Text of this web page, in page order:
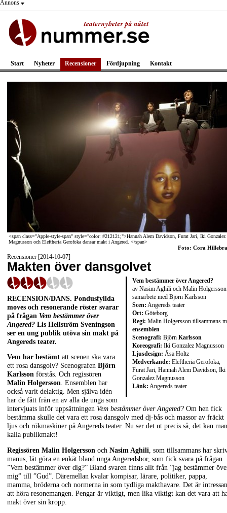
Annons
Start Nyheter Recensioner Fördjupning Kontakt
<span class="Apple-style-span" style="color: #212121;">Hannah Alem Davidson, Furat Jari, Iki Gonzalez
Magnusson och Eleftheria Gerofoka dansar makt i Angered. </span>
Foto: Cora
Recensioner [2014-10-07]
Makten över dansgolvet
Vem bestämmer över Angered?
av Nasim Aghili och Malin
samarbete med Björn Karlsson
Scen: Angereds teater
Ort: Göteborg
Regi: Malin Holgersson tillsammans
ensemblen
Scenografi: Björn Karlsson
Koreografi: Iki Gonzalez Magnusson
Ljusdesign: Åsa Holtz
Medverkande: Eleftheria Gerofoka,
Furat Jari, Hannah Alem Davidson, Iki
Gonzalez Magnusson
Länk: Angereds teater
RECENSION/DANS. Pondusfyllda
moves och resonerande röster svarar
på frågan Vem bestämmer över
Angered? Lis Hellström Sveningson
ser en ung publik utöva sin makt på
Angereds teater.
Vem har bestämt att scenen ska vara
ett rosa dansgolv? Scenografen Björn
Karlsson förstås. Och regissören
Malin Holgersson. Ensemblen har
också varit delaktig. Men själva idén
har de fått från en av alla de unga som
intervjuats inför uppsättningen Vem bestämmer över Angered? Om hen fick
bestämma skulle det vara ett rosa dansgolv med dj-bås och massor av fräckt
ljus och rökmaskiner på Angereds teater. Nu ser det ut precis så, det kan man
kalla publikmakt!
Regissören Malin Holgersson och Nasim Aghili, som tillsammans har
manus, lät göra en enkät bland unga Angeredsbor, som fick svara på frågan
”Vem bestämmer över dig?” Bland svaren finns allt från ”jag bestämmer
mig” till ”Gud”. Däremellan kvalar kompisar, lärare, politiker, pappa,
mamma, bröderna och normerna in som tydliga makthavare. Det är
att höra resonemangen. Pengar är viktigt, men lika viktigt kan det vara att
makt över sin kropp.